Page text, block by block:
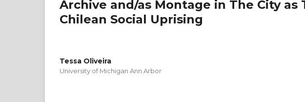
Archive and/as Montage in The City as
Chilean Social Uprising
Tessa Oliveira
University of Michigan Ann Arbor